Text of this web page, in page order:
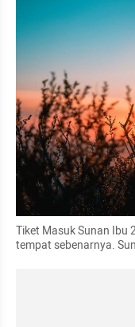
Tiket Masuk Sunan Ibu
tempat sebenarnya.